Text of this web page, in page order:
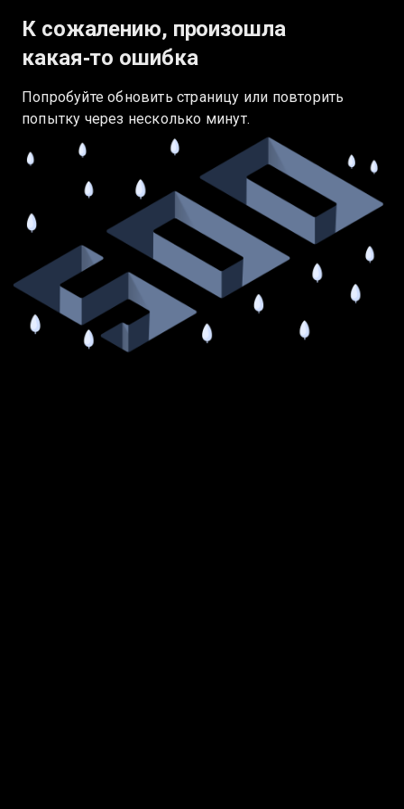
К сожалению, произошла
какая‑то ошибка
Попробуйте обновить страницу или повторить
попытку через несколько минут.